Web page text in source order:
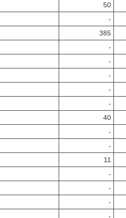
50
‐
385
‐
‐
‐
‐
‐
40
‐
‐
11
‐
‐
‐
‐